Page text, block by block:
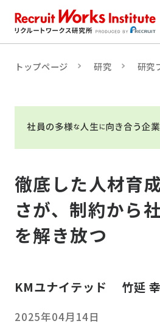
トップページ 研究 研究
徹底した人材育
さが、制約から
を解き放つ
KMユナイテッド 竹延
2025年04月14日